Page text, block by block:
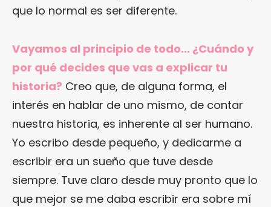
que lo normal es ser diferente.
Vayamos al principio de todo… ¿Cuándo y
por qué decides que vas a explicar tu
historia? Creo que, de alguna forma, el
interés en hablar de uno mismo, de contar
nuestra historia, es inherente al ser humano.
Yo escribo desde pequeño, y dedicarme a
escribir era un sueño que tuve desde
siempre. Tuve claro desde muy pronto que lo
que mejor se me daba escribir era sobre mí